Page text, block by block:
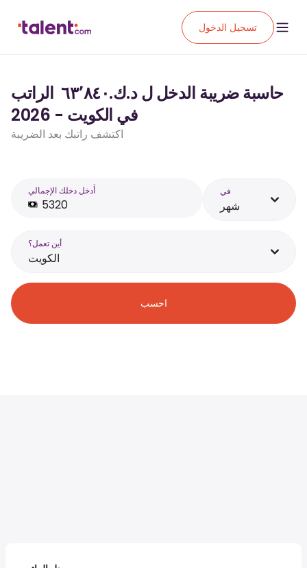
تسجيل الدخول
حاسبة ضريبة الدخل ل د.ك.‏٦٣٬٨٤٠ ‏ الراتب
في الكويت - 2026
اكتشف راتبك بعد الضريبة
أَدخل دخلك الإجمالي في
شهر
أين تعمل؟
الكويت
احسب